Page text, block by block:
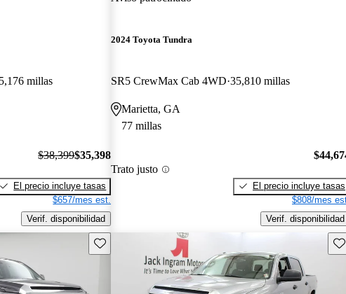
millas
$38,399$35,398
El precio incluye tasas
$657/mes est.
Verif. disponibilidad
2024 Toyota Tundra
SR5 CrewMax Cab 4WD 35,810 millas
Marietta, GA
77 millas
Trato justo
El precio incluye tasas
$808/mes
Verif. disponibilidad
Guarda este Aviso